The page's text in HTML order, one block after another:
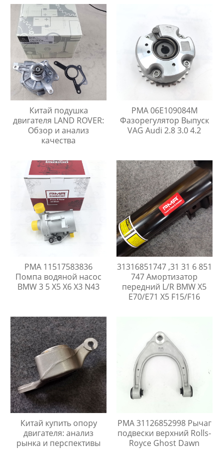
Китай подушка
двигателя LAND ROVER:
Обзор и анализ
качества
PMA 06E109084M
Фазорегулятор Выпуск
VAG Audi 2.8 3.0 4.2
PMA 11517583836
Помпа водяной насос
BMW 3 5 X5 X6 X3 N43
31316851747 ,31 31 6 851
747 Амортизатор
передний L/R BMW X5
E70/E71 X5 F15/F16
Китай купить опору
двигателя: анализ
рынка и перспективы
PMA 31126852998 Рычаг
подвески верхний Rolls-
Royce Ghost Dawn